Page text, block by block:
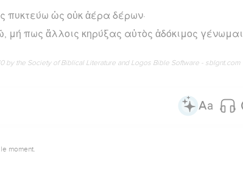
πυκτεύω ὡς οὐκ ἀέρα δέρων·
πως ἄλλοις κηρύξας αὐτὸς ἀδόκιμος γένωμαι.
by the Society of Biblical Literature and Logos Bible Software - sblgnt.com
moment.